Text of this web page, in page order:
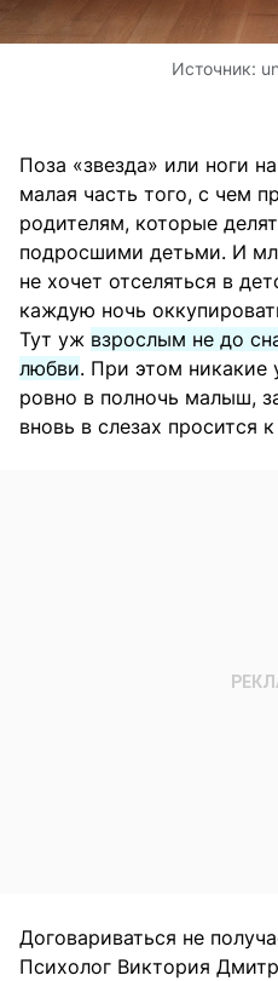
Источник:
Поза «звезда» или ноги
малая часть того, с чем
родителям, которые
подросшими детьми. И
не хочет отселяться в
каждую ночь
Тут уж взрослым не до
любви. При этом никакие
ровно в полночь малыш,
вновь в слезах просится
Договариваться не
Психолог Виктория